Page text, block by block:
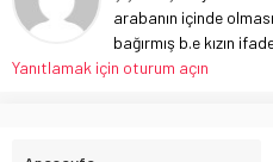
arabanın içinde
bağırmış b.e kızın
Yanıtlamak için oturum açın